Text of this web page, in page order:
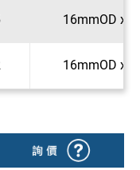
16mmOD x
16mmOD x